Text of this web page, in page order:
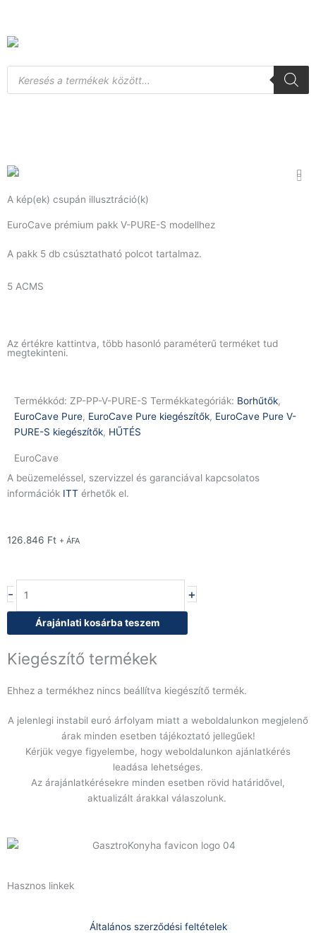
content
Products
search
A kép(ek) csupán illusztráció(k)
EuroCave prémium pakk V-PURE-S modellhez
A pakk 5 db csúsztatható polcot tartalmaz.
5 ACMS
Az értékre kattintva, több hasonló paraméterű terméket tud
megtekinteni.
Termékkód: ZP-PP-V-PURE-S Termékkategóriák: Borhűtők,
EuroCave Pure, EuroCave Pure kiegészítők, EuroCave Pure V-
PURE-S kiegészítők, HŰTÉS
EuroCave
A beüzemeléssel, szervizzel és garanciával kapcsolatos
információk ITT érhetők el.
126.846 Ft + ÁFA
-
prémium
V-
S
mennyiség
+
Árajánlati kosárba teszem
Kiegészítő termékek
Ehhez a termékhez nincs beállítva kiegészítő termék.
A jelenlegi instabil euró árfolyam miatt a weboldalunkon megjelenő
árak minden esetben tájékoztató jellegűek!
Kérjük vegye figyelembe, hogy weboldalunkon ajánlatkérés
leadása lehetséges.
Az árajánlatkérésekre minden esetben rövid határidővel,
aktualizált árakkal válaszolunk.
Hasznos linkek
Általános szerződési feltételek